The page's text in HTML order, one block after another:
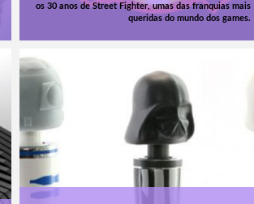
os 30 anos de Street Fighter, umas das franquias mais
queridas do mundo dos games.